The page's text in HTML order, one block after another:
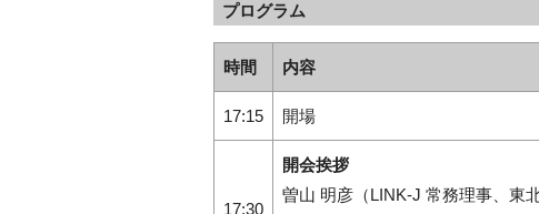
プログラム
時間 内容
17:15 開場
17:30
開会挨拶
曽山 明彦（LINK-J 常務理事、東